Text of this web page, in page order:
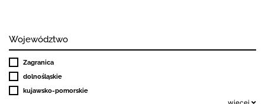
Województwo
Zagranica
dolnośląskie
kujawsko-pomorskie